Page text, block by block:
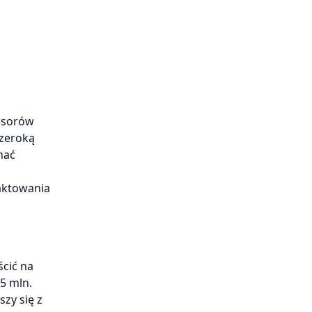
na
mln.
się z